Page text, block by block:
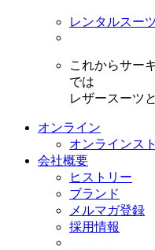
レンタルスー
これからサー
では
レザースーツ
オンライン
オンラインス
会社概要
ヒストリー
ブランド
メルマガ登録
採用情報